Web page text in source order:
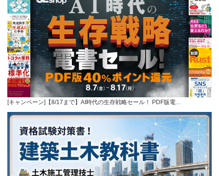
[キャンペーン]【8/17まで】AI時代の生存戦略セール！ PDF版電…